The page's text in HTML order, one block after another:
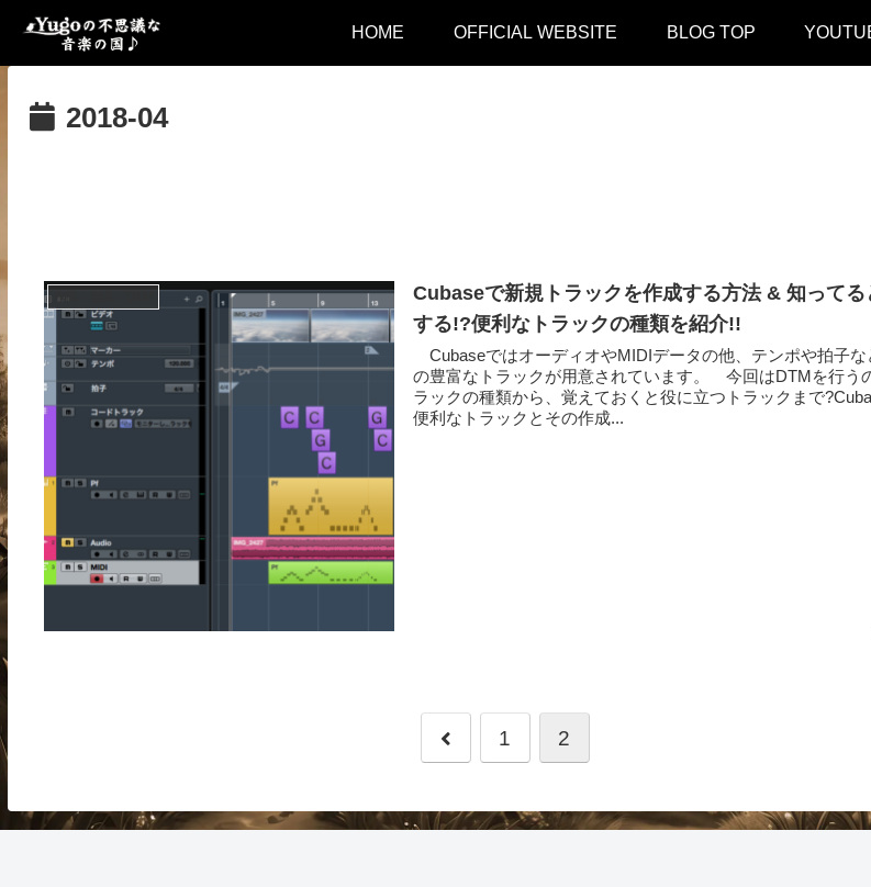
HOME OFFICIAL WEBSITE BLOG TOP
2018-04
Cubaseで新規トラックを作成する方法 & 知ってる
する!?便利なトラックの種類を紹介!!
CubaseではオーディオやMIDIデータの他、テンポや拍子な
の豊富なトラックが用意されています。 今回はDTMを行う
ラックの種類から、覚えておくと役に立つトラックまで
便利なトラックとその作成...
1 2